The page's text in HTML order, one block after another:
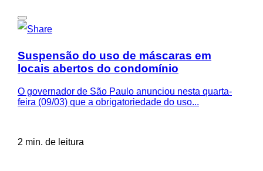
Suspensão do uso de máscaras em
locais abertos do condomínio
O governador de São Paulo anunciou nesta quarta-
feira (09/03) que a obrigatoriedade do uso...
2 min. de leitura